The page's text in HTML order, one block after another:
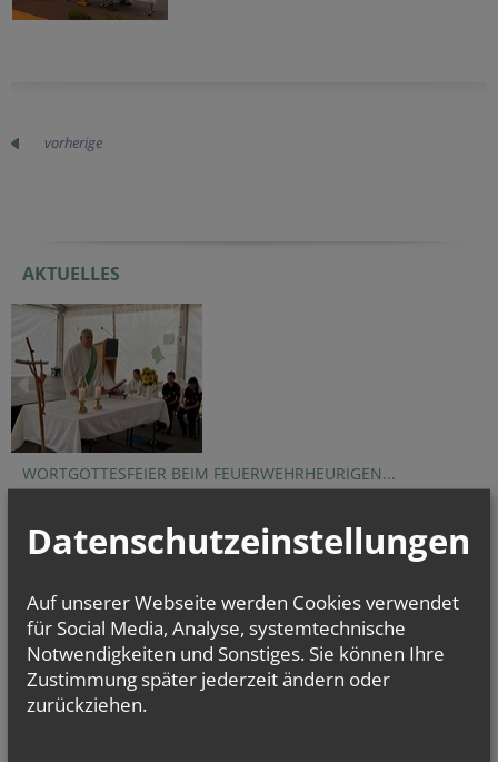
vorherige
AKTUELLES
WORTGOTTESFEIER BEIM FEUERWEHRHEURIGEN...
Hl. Xystus (Sixtus) II., Papst, und Gefährten; Märtyrer, Hl.
Kajetan, Hl....
Datenschutzeinstellungen
Auf unserer Webseite werden Cookies verwendet
für Social Media, Analyse, systemtechnische
Notwendigkeiten und Sonstiges. Sie können Ihre
Zustimmung später jederzeit ändern oder
zurückziehen.